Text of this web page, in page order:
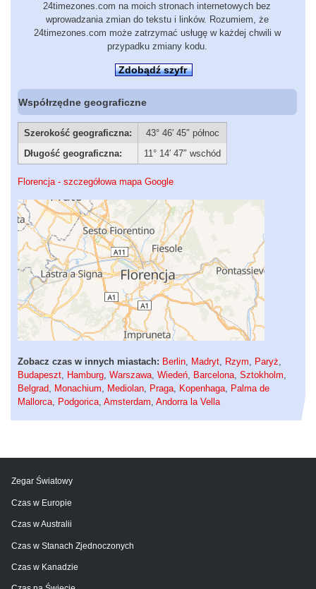
24timezones.com na moich stronach internetowych bez
wprowadzania zmian do tekstu i linków. Rozumiem, że
24timezones.com może zatrzymać usługę w każdej chwili w
przypadku zmiany kodu.
Zdobądź szyfr
Współrzędne geograficzne
Szerokość geograficzna:
43° 46′ 45″ północ
Długość geograficzna:
11° 14′ 47″ wschód
Florencja - szczegółowa mapa Google
Zobacz czas w innych miastach: Berlin Madryt Rzym Paryż
Budapeszt
Hamburg Warszawa Wiedeń Barcelona Sztokholm
Belgrad
Monachium Mediolan Praga Kopenhaga
Palma de
Mallorca
Podgorica Amsterdam Andorra la Vella
Zegar Światowy
Czas w Europie
Czas w Australii
Czas w Stanach Zjednoczonych
Czas w Kanadzie